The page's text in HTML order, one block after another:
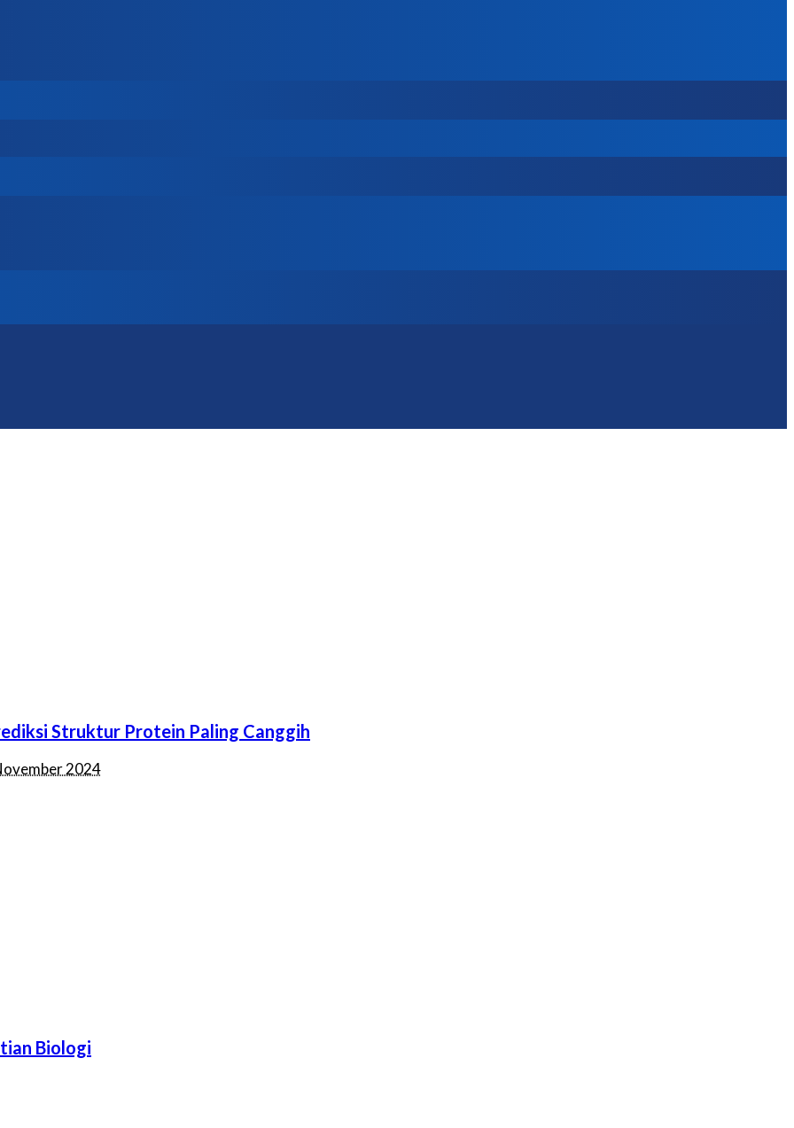
Struktur Protein Paling Canggih
2024
Biologi